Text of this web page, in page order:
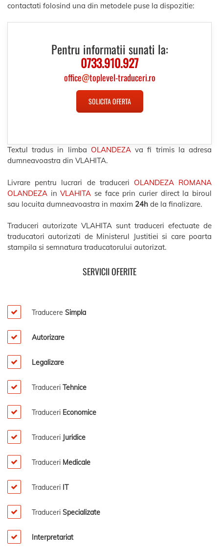
contactati folosind una din metodele puse la dispozitie:
Pentru informatii sunati la:
0733.910.927
office@toplevel-traduceri.ro
SOLICITA OFERTA
Textul tradus in limba OLANDEZAva fi trimis la adresa
dumneavoastra din VLAHITA.
Livrare pentru lucrari de traduceri OLANDEZA ROMANA
OLANDEZA inVLAHITA se face prin curier direct la biroul
sau locuita dumneavoastra in maxim 24h de la finalizare.
Traduceri autorizate VLAHITA sunt traduceri efectuate de
traducatori autorizati de Ministerul Justitiei si care poarta
stampila si semnatura traducatorului autorizat.
SERVICII OFERITE
Traducere Simpla
Autorizare
Legalizare
Traduceri Tehnice
Traduceri Economice
Traduceri Juridice
Traduceri Medicale
Traduceri IT
Traduceri Specializate
Interpretariat